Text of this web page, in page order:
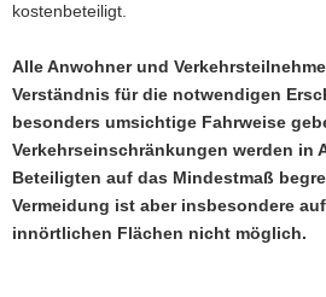
kostenbeteiligt.
Alle Anwohner und
Verständnis für die notwendigen
besonders umsichtige Fahrweise
Verkehrseinschränkungen werden in
Beteiligten auf das Mindestmaß
Vermeidung ist aber insbesondere
innörtlichen Flächen nicht möglich.